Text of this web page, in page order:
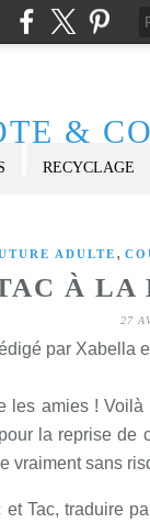
&
RECYCLAGE
ADULTE ,
À LA
27
par Xabella
les amies !
la reprise de
vraiment sans
et Tac, traduire